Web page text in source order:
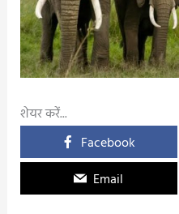
शेयर करें...
Facebook
Email